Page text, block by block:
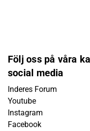
Följ oss på våra
social media
Inderes Forum
Youtube
Instagram
Facebook